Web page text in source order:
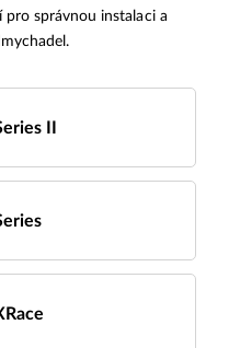
pro správnou instalaci a
II